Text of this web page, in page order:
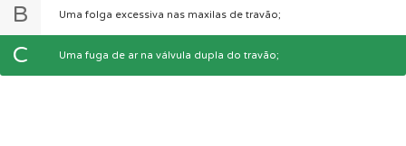
B Uma folga excessiva nas maxilas de travão;
C Uma fuga de ar na válvula dupla do travão;